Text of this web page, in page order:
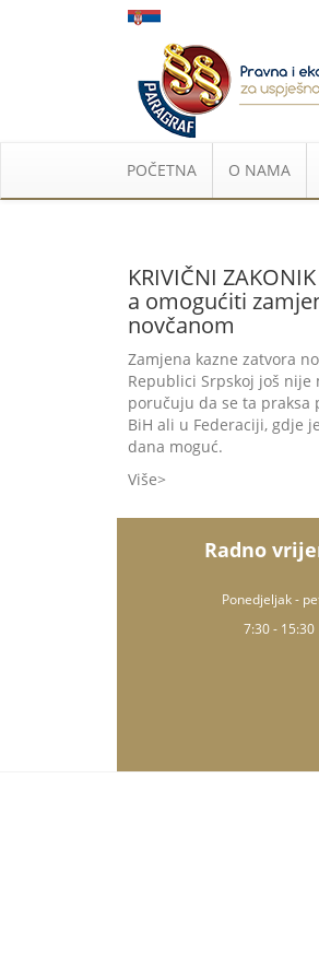
POČETNA O NAMA
KRIVIČNI
a omogućiti
novčanom
Zamjena kazne zatvora
Republici Srpskoj još nije
poručuju da se ta praksa
BiH ali u Federaciji, gdje
dana moguć.
Više
Radno
Ponedjeljak -
7:30 - 15:30